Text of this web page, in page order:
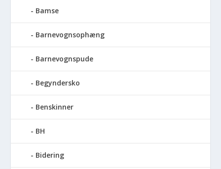
Bamse
Barnevognsophæng
Barnevognspude
Begyndersko
Benskinner
BH
Bidering